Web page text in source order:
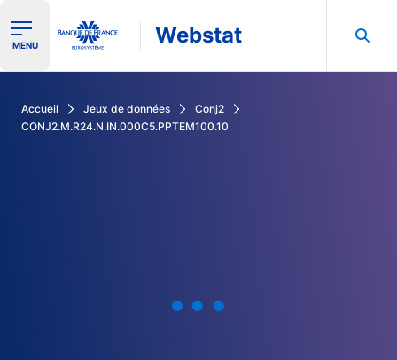
Ouvrir le menu de navigation
MENU Webstat
Accueil Jeux de données
Conj2
CONJ2.M.R24.N.IN.000C5.PPTEM100.10